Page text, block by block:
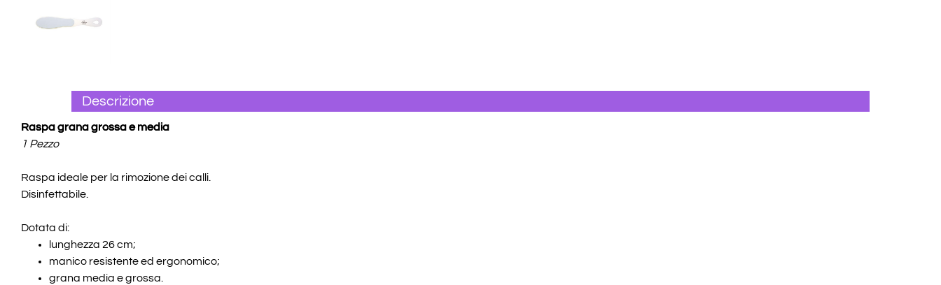
Descrizione
Raspa grana grossa e media
1 Pezzo
Raspa ideale per la rimozione dei calli.
Disinfettabile.
Dotata di:
lunghezza 26 cm;
manico resistente ed ergonomico;
grana media e grossa.